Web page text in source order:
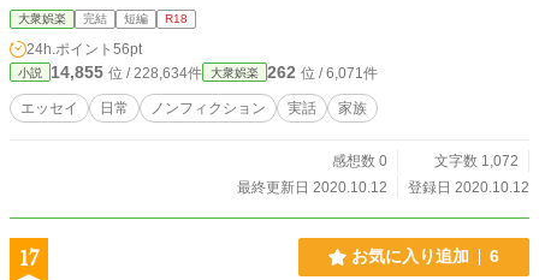
言いだしたのだ。
大衆娯楽 完結 短編 R18
24h.ポイント 56pt
小説 14,855 位 / 228,634件 大衆娯楽 262 位 / 6,071件
エッセイ 日常 ノンフィクション 実話 家族
感想数 0
文字数 1,072
最終更新日 2020.10.12
登録日 2020.10.12
17 お気に入り追加 6